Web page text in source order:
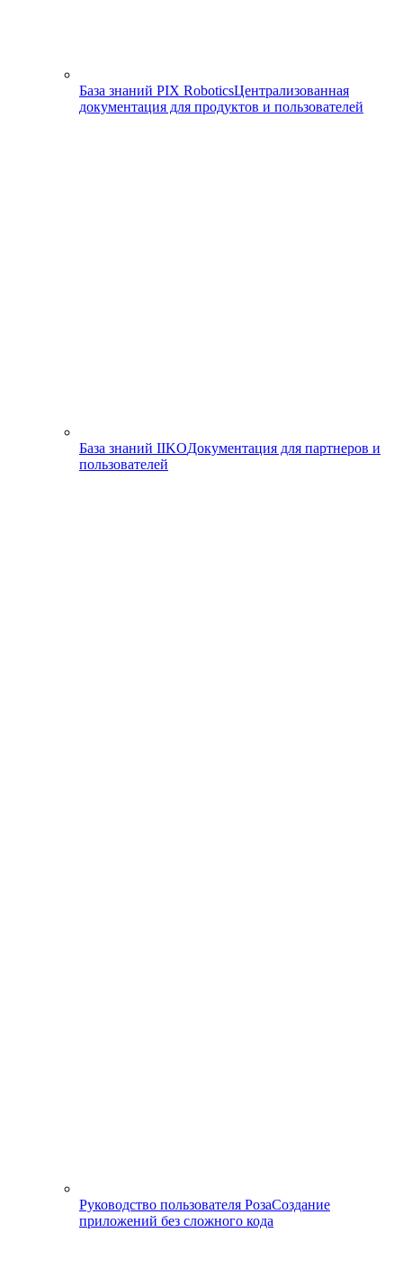
База знаний PIX RoboticsЦентрализованная
документация для продуктов и пользователей
База знаний IIKOДокументация для партнеров и
пользователей
Руководство пользователя РозаСоздание
приложений без сложного кода